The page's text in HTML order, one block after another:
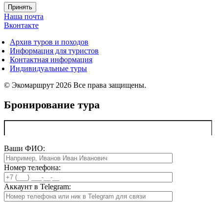
Принять
Наша почта
Вконтакте
Архив туров и походов
Информация для туристов
Контактная информация
Индивидуальные туры
© Экомаршрут 2026 Все права защищены.
Бронирование тура
Ваши ФИО:
Номер телефона:
Аккаунт в Telegram: